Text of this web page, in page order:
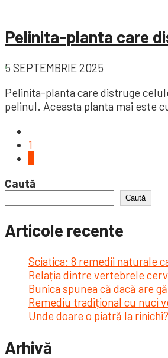
Pelinita-planta care
5 SEPTEMBRIE 2025
Pelinita-planta care distruge
pelinul. Aceasta planta mai este
1
Caută
Caută
Articole recente
Sciatica: 8 remedii naturale
Relația dintre vertebrele
Bunica spunea că dacă are
Remediu tradițional cu nuci
Unde doare o piatră la
Arhivă